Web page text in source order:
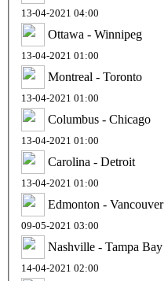
13-04-2021 04:00
Ottawa - Winnipeg
13-04-2021 01:00
Montreal - Toronto
13-04-2021 01:00
Columbus - Chicago
13-04-2021 01:00
Carolina - Detroit
13-04-2021 01:00
Edmonton - Vancouver
09-05-2021 03:00
Nashville - Tampa Bay
14-04-2021 02:00